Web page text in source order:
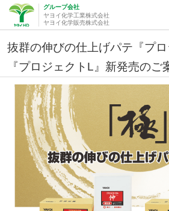
グループ会社
ヤヨイ化学工業株式会社
ヤヨイ化学販売株式会社
抜群の伸びの仕上げパテ『プ
『プロジェクトL』新発売のご